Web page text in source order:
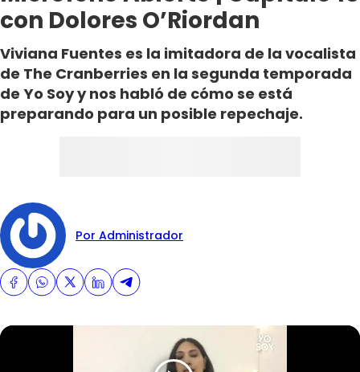
con Dolores O’Riordan
Viviana Fuentes es la imitadora de la vocalista
de The Cranberries en la segunda temporada
de Yo Soy y nos habló de cómo se está
preparando para un posible repechaje.
Por Administrador
Sabingo
Todos Los Programas